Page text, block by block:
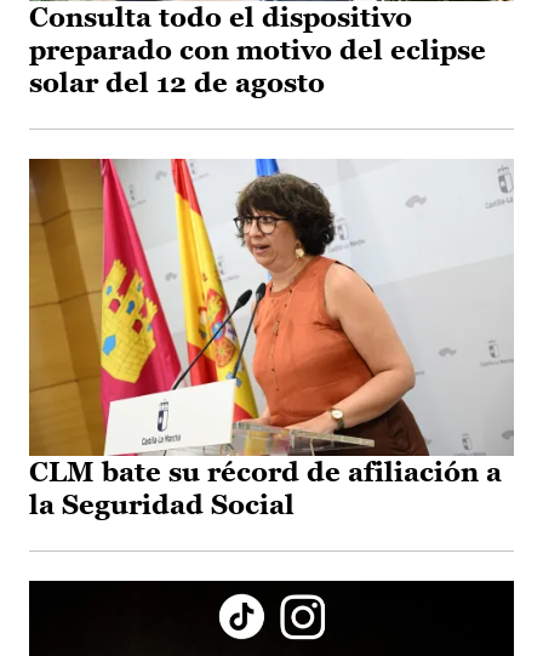
Consulta todo el dispositivo
preparado con motivo del eclipse
solar del 12 de agosto
CLM bate su récord de afiliación a
la Seguridad Social